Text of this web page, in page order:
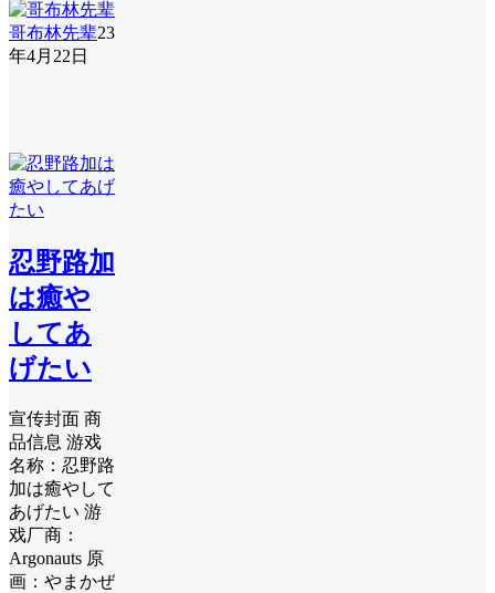
哥布林先辈23
年4月22日
忍野路加
は癒や
してあ
げたい
宣传封面 商
品信息 游戏
名称：忍野路
加は癒やして
あげたい 游
戏厂商：
Argonauts 原
画：やまかぜ